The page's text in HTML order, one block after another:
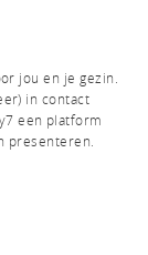
jou en je gezin.
in contact
een platform
presenteren.